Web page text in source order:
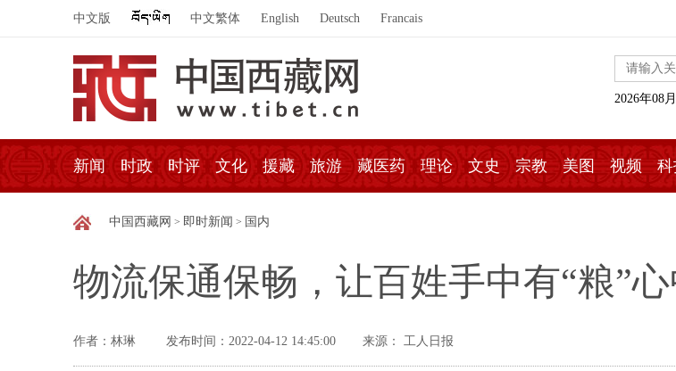
中文版 中文繁体 English Deutsch Francais
2026年08
新闻 时政 时评 文化 援藏 旅游 藏医药 理论 文史 宗教 美图 视频
中国西藏网 > 即时新闻 > 国内
物流保通保畅，让百姓手中有“粮”
作者：林琳 发布时间：2022-04-12 14:45:00 来源： 工人日报